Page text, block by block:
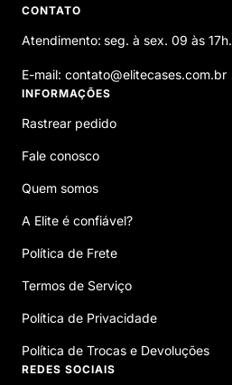
CONTATO
Atendimento: seg. à sex. 09 às 17h.
E-mail: contato@elitecases.com.br
INFORMAÇÕES
Rastrear pedido
Fale conosco
Quem somos
A Elite é confiável?
Política de Frete
Termos de Serviço
Política de Privacidade
Política de Trocas e Devoluções
REDES SOCIAIS